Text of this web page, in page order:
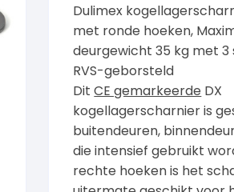
Dulimex
met ronde hoeken,
deurgewicht 35 kg met 3
RVS-geborsteld
DitCE gemarkeerde DX
kogellagerscharnier is
buitendeuren,
die intensief gebruikt
rechte hoeken is het